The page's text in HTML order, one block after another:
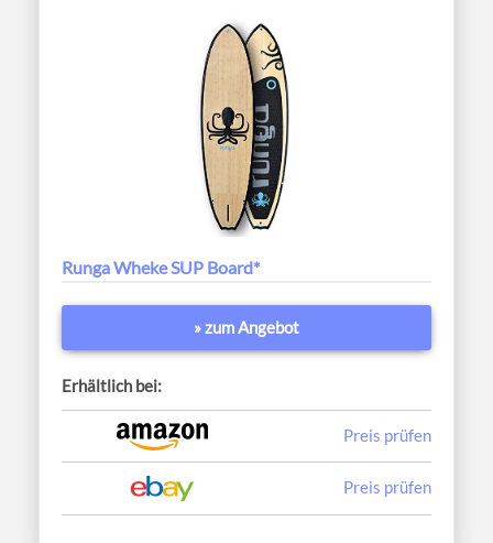
Runga Wheke SUP Board*
» zum Angebot
Erhältlich bei:
Preis prüfen
Preis prüfen